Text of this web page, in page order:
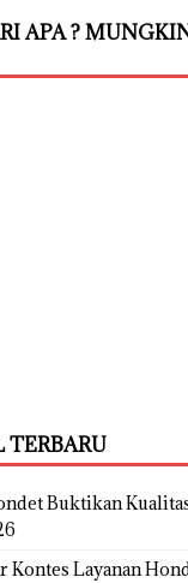
APA ?
TERBARU
Buktikan
Kontes Layanan